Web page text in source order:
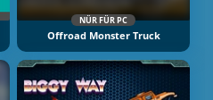
NÜR FÜR PC
Offroad Monster Truck